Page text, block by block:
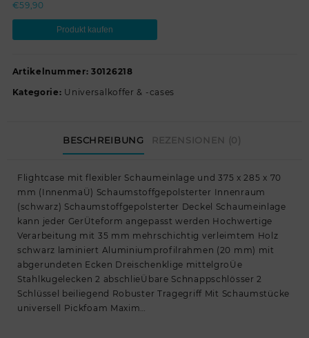
€59,90
Produkt kaufen
Artikelnummer: 30126218
Kategorie: Universalkoffer & -cases
BESCHREIBUNG REZENSIONEN (0)
Flightcase mit flexibler Schaumeinlage und 375 x 285 x 70
mm (InnenmaÜ) Schaumstoffgepolsterter Innenraum
(schwarz) Schaumstoffgepolsterter Deckel Schaumeinlage
kann jeder GerÜteform angepasst werden Hochwertige
Verarbeitung mit 35 mm mehrschichtig verleimtem Holz
schwarz laminiert Aluminiumprofilrahmen (20 mm) mit
abgerundeten Ecken Dreischenklige mittelgroÜe
Stahlkugelecken 2 abschlieÜbare Schnappschlösser 2
Schlüssel beiliegend Robuster Tragegriff Mit Schaumstücke
universell Pickfoam Maxim…